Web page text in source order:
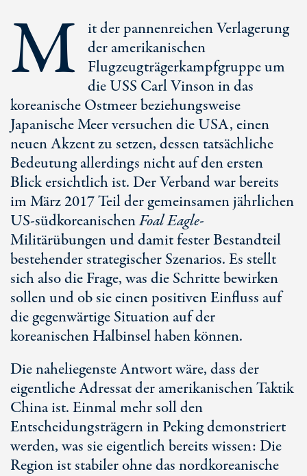
M it der pannenreichen Verlagerung
der amerikanischen
Flugzeugträgerkampfgruppe um
die USS Carl Vinson in das
koreanische Ostmeer beziehungsweise
Japanische Meer versuchen die USA, einen
neuen Akzent zu setzen, dessen tatsächliche
Bedeutung allerdings nicht auf den ersten
Blick ersichtlich ist. Der Verband war bereits
im März 2017 Teil der gemeinsamen jährlichen
US-südkoreanischenFoal Eagle-
Militärübungen und damit fester Bestandteil
bestehender strategischer Szenarios. Es stellt
sich also die Frage, was die Schritte bewirken
sollen und ob sie einen positiven Einfluss auf
die gegenwärtige Situation auf der
koreanischen Halbinsel haben können.
Die naheliegenste Antwort wäre, dass der
eigentliche Adressat der amerikanischen Taktik
China ist. Einmal mehr soll den
Entscheidungsträgern in Peking demonstriert
werden, was sie eigentlich bereits wissen: Die
Region ist stabiler ohne das nordkoreanische